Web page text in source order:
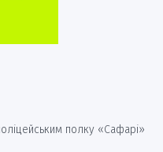
полку «Сафарі»